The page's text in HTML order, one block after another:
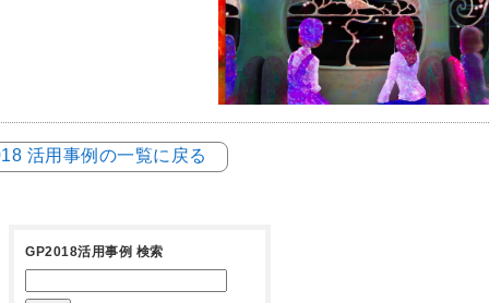
活用事例の一覧に戻る
GP2018活用事例 検索